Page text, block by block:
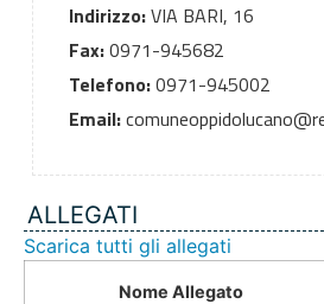
Indirizzo:VIA BARI, 16
Fax:0971-945682
Telefono:0971-945002
Email:
ALLEGATI
Scarica tutti gli allegati
Nome Allegato